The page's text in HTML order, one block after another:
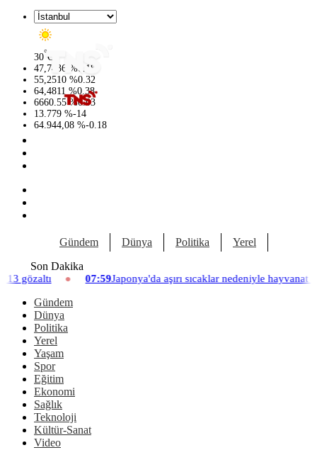
30°C
47,7436 %0.18
55,2510 %0.32
64,4811 %0.38
6660.55 %0.03
13.779 %-14
64.944,08 %-0.18
Gündem Dünya Politika Yerel
Son Dakika
Japonya'da aşırı sıcaklar nedeniyle hayvanat bahçesinde üç aslan
Gündem
Dünya
Politika
Yerel
Yaşam
Spor
Eğitim
Ekonomi
Sağlık
Teknoloji
Kültür-Sanat
Video